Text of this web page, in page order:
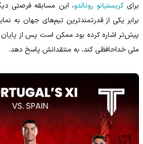
برایکریستیانو رونالدو، این مسابقه فرصتی
برابر یکی از قدرتمندترین تیم‌های جهان به
پیش‌تر اشاره کرده بود ممکن است پس از
ملی خداحافظی کند، به منتقدانش پاسخ دهد.